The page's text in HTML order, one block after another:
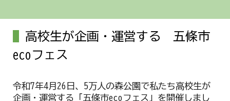
高校生が企画・運営する 五條市
ecoフェス
令和7年4月26日、5万人の森公園で私たち高校生が
企画・運営する「五條市ecoフェス」を開催しまし